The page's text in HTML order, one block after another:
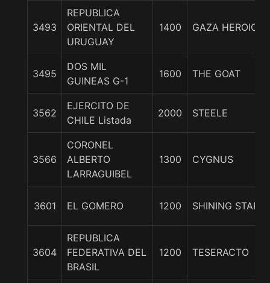
3493
REPUBLICA
ORIENTAL DEL
URUGUAY
1400 GAZA HEROICO
3495
DOS MIL
GUINEAS G-1
1600 THE GOAT
3562
EJERCITO DE
CHILE Listada
2000 STEELE
3566
CORONEL
ALBERTO
LARRAGUIBEL
1300 CYGNUS
3601 EL GOMERO 1200 SHINING STAR
3604
REPUBLICA
FEDERATIVA DEL
BRASIL
1200 TESERACTO